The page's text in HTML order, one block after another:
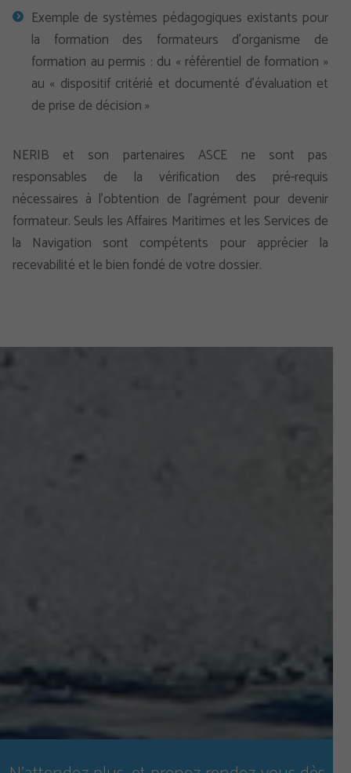
Exemple de systèmes pédagogiques existants pour
la formation des formateurs d’organisme de
formation au permis : du « référentiel de formation »
au « dispositif critérié et documenté d’évaluation et
de prise de décision »
NERIB et son partenaires ASCE ne sont pas
responsables de la vérification des pré-requis
nécessaires à l’obtention de l’agrément pour devenir
formateur. Seuls les Affaires Maritimes et les Services de
la Navigation sont compétents pour apprécier la
recevabilité et le bien fondé de votre dossier.